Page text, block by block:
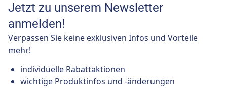
Jetzt zu unserem Newsletter
anmelden!
Verpassen Sie keine exklusiven Infos und Vorteile
mehr!
individuelle Rabattaktionen
wichtige Produktinfos und -änderungen